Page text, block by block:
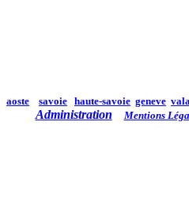
aoste savoie haute-savoie geneve
Administration Mentions